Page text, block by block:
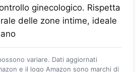
ginecologico. Rispetta
delle zone intime, ideale
variare. Dati aggiornati
e il logo Amazon sono marchi di